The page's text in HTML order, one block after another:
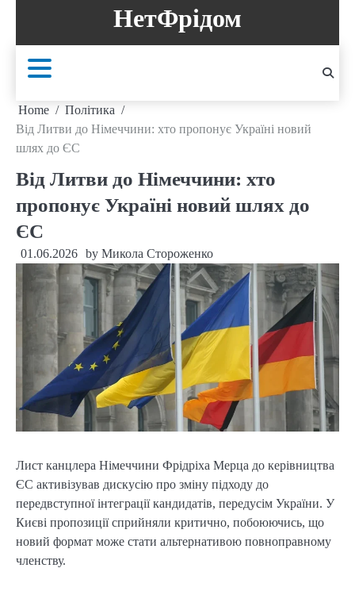
content
НетФрідом
Home
Політика
Від Литви до Німеччини: хто пропонує Україні новий
шлях до ЄС
Від Литви до Німеччини: хто
пропонує Україні новий шлях до
ЄС
01.06.2026 by Микола Стороженко
Лист канцлера Німеччини Фрідріха Мерца до керівництва
ЄС активізував дискусію про зміну підходу до
передвступної інтеграції кандидатів, передусім України. У
Києві пропозиції сприйняли критично, побоюючись, що
новий формат може стати альтернативою повноправному
членству.